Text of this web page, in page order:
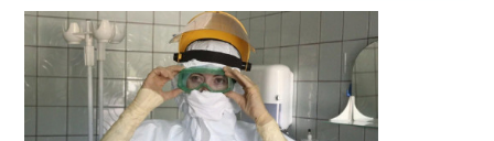
оперативном контроле.